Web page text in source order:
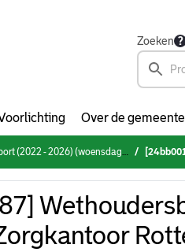
Zoeken
Over de
- 2026) (woensdag 20 maart 2024)